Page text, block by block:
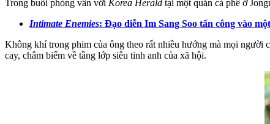
Trong buổi phỏng vấn với Korea Herald tại một quán cà phê ở
Intimate Enemies: Đạo diễn Im Sang Soo tấn công vào
Không khí trong phim của ông theo rất nhiều hướng mà mọi người
cay, châm biếm về tầng lớp siêu tinh anh của xã hội.